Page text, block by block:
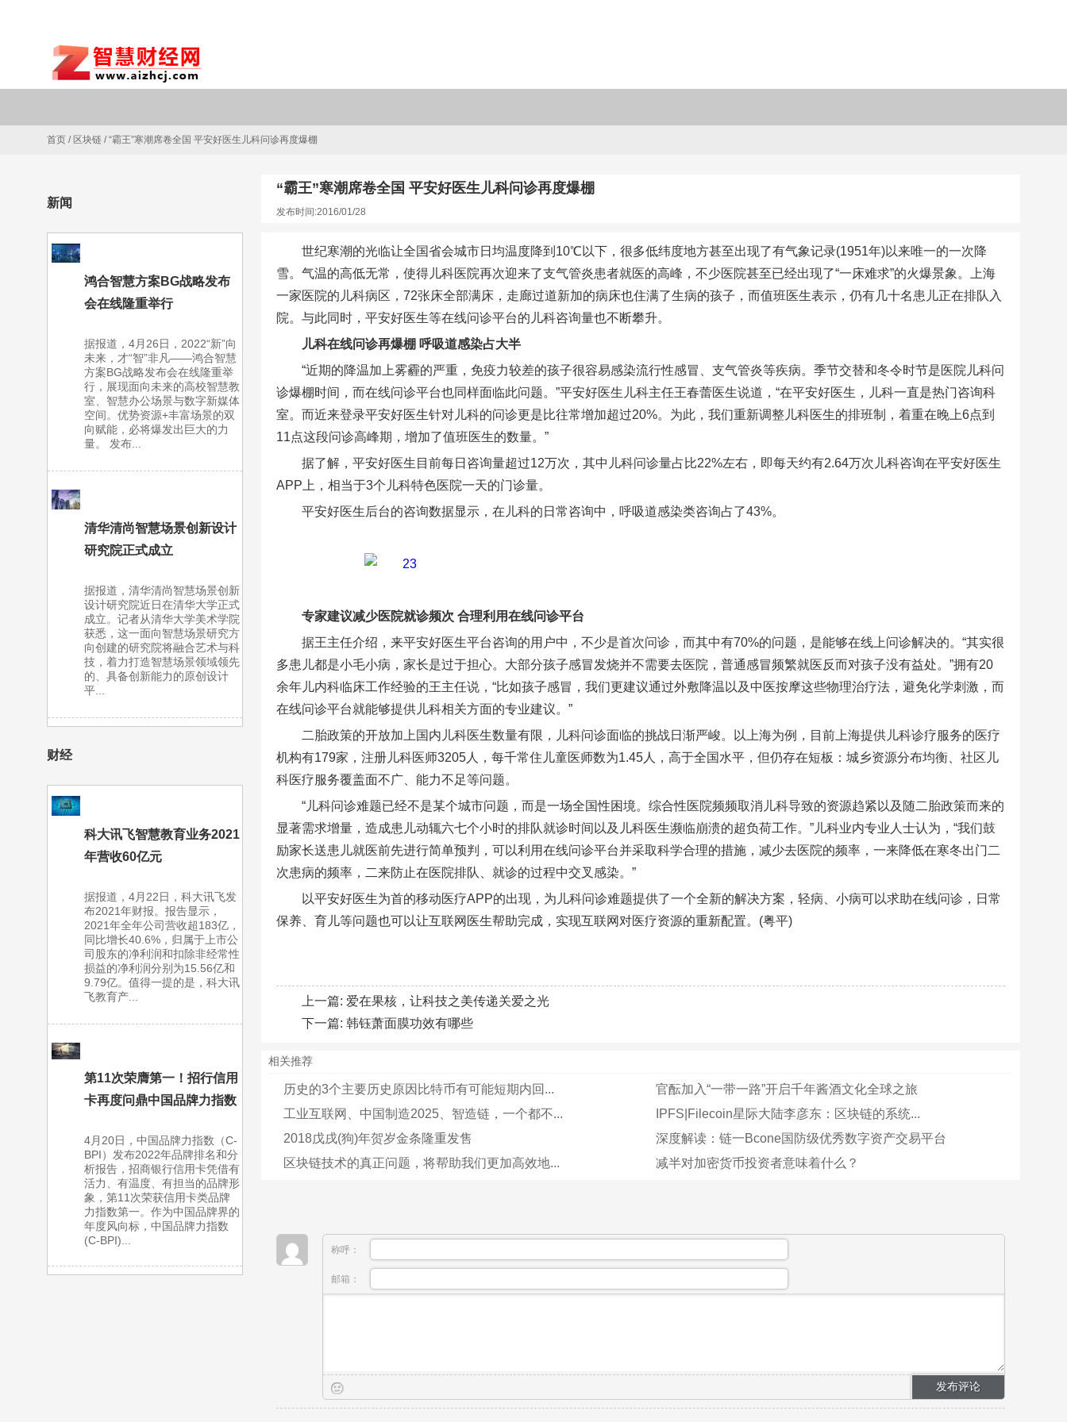
首页 / 区块链 /“霸王”寒潮席卷全国 平安好医生儿科问诊再度爆棚
新闻
鸿合智慧方案BG战略发布
会在线隆重举行
据报道，4月26日，2022“新”向
未来，才“智”非凡——鸿合智慧
方案BG战略发布会在线隆重举
行，展现面向未来的高校智慧教
室、智慧办公场景与数字新媒体
空间。优势资源+丰富场景的双
向赋能，必将爆发出巨大的力
量。 发布...
清华清尚智慧场景创新设计
研究院正式成立
据报道，清华清尚智慧场景创新
设计研究院近日在清华大学正式
成立。记者从清华大学美术学院
获悉，这一面向智慧场景研究方
向创建的研究院将融合艺术与科
技，着力打造智慧场景领域领先
的、具备创新能力的原创设计
平...
财经
科大讯飞智慧教育业务2021
年营收60亿元
据报道，4月22日，科大讯飞发
布2021年财报。报告显示，
2021年全年公司营收超183亿，
同比增长40.6%，归属于上市公
司股东的净利润和扣除非经常性
损益的净利润分别为15.56亿和
9.79亿。值得一提的是，科大讯
飞教育产...
第11次荣膺第一！招行信用
卡再度问鼎中国品牌力指数
4月20日，中国品牌力指数（C-
BPI）发布2022年品牌排名和分
析报告，招商银行信用卡凭借有
活力、有温度、有担当的品牌形
象，第11次荣获信用卡类品牌
力指数第一。作为中国品牌界的
年度风向标，中国品牌力指数
(C-BPI)...
“霸王”寒潮席卷全国 平安好医生儿科问诊再度爆棚
发布时间:2016/01/28
世纪寒潮的光临让全国省会城市日均温度降到10℃以下，很多低纬度地方甚至出现了有气象记录(1951年)以来唯一的一次降
雪。气温的高低无常，使得儿科医院再次迎来了支气管炎患者就医的高峰，不少医院甚至已经出现了“一床难求”的火爆景象。上海
一家医院的儿科病区，72张床全部满床，走廊过道新加的病床也住满了生病的孩子，而值班医生表示，仍有几十名患儿正在排队入
院。与此同时，平安好医生等在线问诊平台的儿科咨询量也不断攀升。
儿科在线问诊再爆棚 呼吸道感染占大半
“近期的降温加上雾霾的严重，免疫力较差的孩子很容易感染流行性感冒、支气管炎等疾病。季节交替和冬令时节是医院儿科问
诊爆棚时间，而在线问诊平台也同样面临此问题。”平安好医生儿科主任王春蕾医生说道，“在平安好医生，儿科一直是热门咨询科
室。而近来登录平安好医生针对儿科的问诊更是比往常增加超过20%。为此，我们重新调整儿科医生的排班制，着重在晚上6点到
11点这段问诊高峰期，增加了值班医生的数量。”
据了解，平安好医生目前每日咨询量超过12万次，其中儿科问诊量占比22%左右，即每天约有2.64万次儿科咨询在平安好医生
APP上，相当于3个儿科特色医院一天的门诊量。
平安好医生后台的咨询数据显示，在儿科的日常咨询中，呼吸道感染类咨询占了43%。
专家建议减少医院就诊频次 合理利用在线问诊平台
据王主任介绍，来平安好医生平台咨询的用户中，不少是首次问诊，而其中有70%的问题，是能够在线上问诊解决的。“其实很
多患儿都是小毛小病，家长是过于担心。大部分孩子感冒发烧并不需要去医院，普通感冒频繁就医反而对孩子没有益处。”拥有20
余年儿内科临床工作经验的王主任说，“比如孩子感冒，我们更建议通过外敷降温以及中医按摩这些物理治疗法，避免化学刺激，而
在线问诊平台就能够提供儿科相关方面的专业建议。”
二胎政策的开放加上国内儿科医生数量有限，儿科问诊面临的挑战日渐严峻。以上海为例，目前上海提供儿科诊疗服务的医疗
机构有179家，注册儿科医师3205人，每千常住儿童医师数为1.45人，高于全国水平，但仍存在短板：城乡资源分布均衡、社区儿
科医疗服务覆盖面不广、能力不足等问题。
“儿科问诊难题已经不是某个城市问题，而是一场全国性困境。综合性医院频频取消儿科导致的资源趋紧以及随二胎政策而来的
显著需求增量，造成患儿动辄六七个小时的排队就诊时间以及儿科医生濒临崩溃的超负荷工作。”儿科业内专业人士认为，“我们鼓
励家长送患儿就医前先进行简单预判，可以利用在线问诊平台并采取科学合理的措施，减少去医院的频率，一来降低在寒冬出门二
次患病的频率，二来防止在医院排队、就诊的过程中交叉感染。”
以平安好医生为首的移动医疗APP的出现，为儿科问诊难题提供了一个全新的解决方案，轻病、小病可以求助在线问诊，日常
保养、育儿等问题也可以让互联网医生帮助完成，实现互联网对医疗资源的重新配置。(粤平)
上一篇: 爱在果核，让科技之美传递关爱之光
下一篇: 韩钰萧面膜功效有哪些
相关推荐
历史的3个主要历史原因比特币有可能短期内回...
官酝加入“一带一路”开启千年酱酒文化全球之旅
工业互联网、中国制造2025、智造链，一个都不...
IPFS|Filecoin星际大陆李彦东：区块链的系统...
2018戊戌(狗)年贺岁金条隆重发售
深度解读：链一Bcone国防级优秀数字资产交易平台
区块链技术的真正问题，将帮助我们更加高效地...
减半对加密货币投资者意味着什么？
称呼：
邮箱：